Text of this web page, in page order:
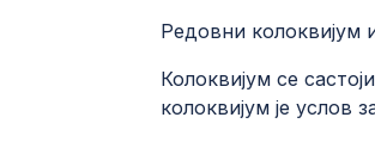
Редовни колоквијум
Колоквијум се
колоквијум је услов